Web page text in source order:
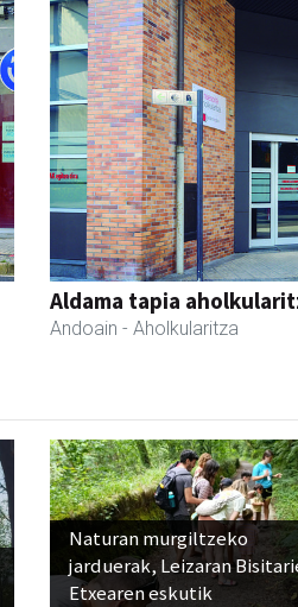
Aldama tapia
Andoain - Aholkularitza
Naturan murgiltzeko
jarduerak, Leizaran
Etxearen eskutik